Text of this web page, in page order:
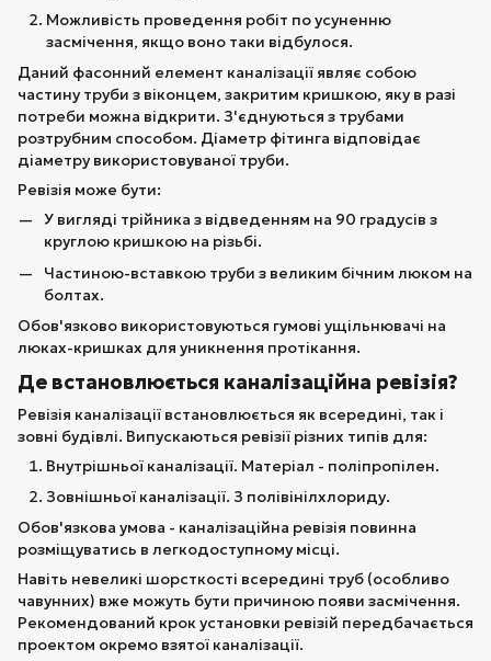
Можливість проведення робіт по усуненню
засмічення, якщо воно таки відбулося.
Даний фасонний елемент каналізації являє собою
частину труби з віконцем, закритим кришкою, яку в разі
потреби можна відкрити. З'єднуються з трубами
розтрубним способом. Діаметр фітинга відповідає
діаметру використовуваної труби.
Ревізія може бути:
У вигляді трійника з відведенням на 90 градусів з
круглою кришкою на різьбі.
Частиною-вставкою труби з великим бічним люком на
болтах.
Обов'язково використовуються гумові ущільнювачі на
люках-кришках для уникнення протікання.
Де встановлюється каналізаційна ревізія?
Ревізія каналізації встановлюється як всередині, так і
зовні будівлі. Випускаються ревізії різних типів для:
Внутрішньої каналізації. Матеріал - поліпропілен.
Зовнішньої каналізації. З полівінілхлориду.
Обов'язкова умова - каналізаційна ревізія повинна
розміщуватись в легкодоступному місці.
Навіть невеликі шорсткості всередині труб (особливо
чавунних) вже можуть бути причиною появи засмічення.
Рекомендований крок установки ревізій передбачається
проектом окремо взятої каналізації.